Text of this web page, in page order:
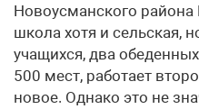
Новоусманского
школа хотя и сельская,
учащихся, два
500 мест, работает
новое. Однако это не